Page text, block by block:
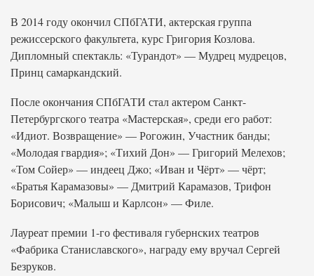
В 2014 году окончил СПбГАТИ, актерская группа
режиссерского факультета, курс Григория Козлова.
Дипломный спектакль: «Турандот» — Мудрец мудрецов,
Принц самаркандский.
После окончания СПбГАТИ стал актером Санкт-
Петербургского театра «Мастерская», среди его работ:
«Идиот. Возвращение» — Рогожин, Участник банды;
«Молодая гвардия»; «Тихий Дон» — Григорий Мелехов;
«Том Сойер» — индеец Джо; «Иван и Чёрт» — чёрт;
«Братья Карамазовы» — Дмитрий Карамазов, Трифон
Борисович; «Малыш и Карлсон» — Филе.
Лауреат премии 1-го фестиваля губернских театров
«Фабрика Станиславского», награду ему вручал Сергей
Безруков.